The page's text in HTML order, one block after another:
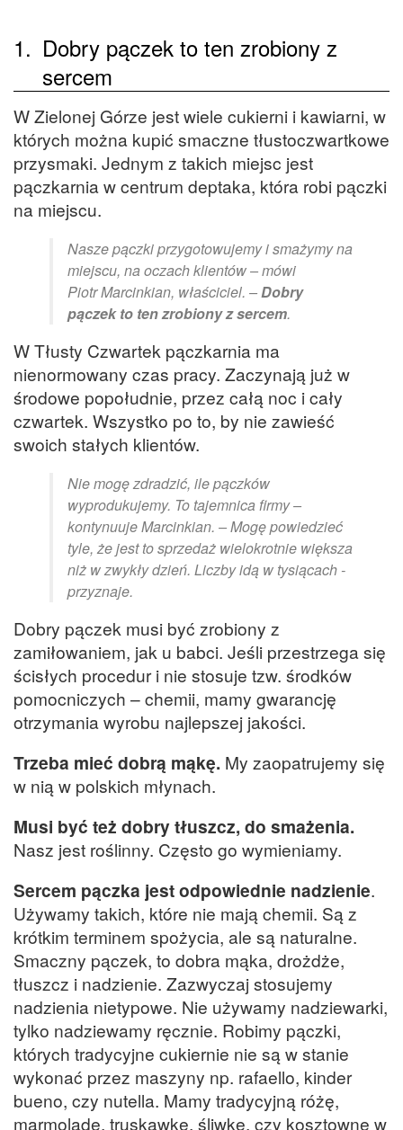
1. Dobry pączek to ten zrobiony z
sercem
W Zielonej Górze jest wiele cukierni i kawiarni, w
których można kupić smaczne tłustoczwartkowe
przysmaki. Jednym z takich miejsc jest
pączkarnia w centrum deptaka, która robi pączki
na miejscu.
Nasze pączki przygotowujemy i smażymy na
miejscu, na oczach klientów – mówi
Piotr Marcinkian, właściciel. –Dobry
pączek to ten zrobiony z sercem.
W Tłusty Czwartek pączkarnia ma
nienormowany czas pracy. Zaczynają już w
środowe popołudnie, przez całą noc i cały
czwartek. Wszystko po to, by nie zawieść
swoich stałych klientów.
Nie mogę zdradzić, ile pączków
wyprodukujemy. To tajemnica firmy –
kontynuuje Marcinkian. – Mogę powiedzieć
tyle, że jest to sprzedaż wielokrotnie większa
niż w zwykły dzień. Liczby idą w tysiącach -
przyznaje.
Dobry pączek musi być zrobiony z
zamiłowaniem, jak u babci. Jeśli przestrzega się
ścisłych procedur i nie stosuje tzw. środków
pomocniczych – chemii, mamy gwarancję
otrzymania wyrobu najlepszej jakości.
Trzeba mieć dobrą mąkę. My zaopatrujemy się
w nią w polskich młynach.
Musi być też dobry tłuszcz, do smażenia.
Nasz jest roślinny. Często go wymieniamy.
Sercem pączka jest odpowiednie nadzienie.
Używamy takich, które nie mają chemii. Są z
krótkim terminem spożycia, ale są naturalne.
Smaczny pączek, to dobra mąka, drożdże,
tłuszcz i nadzienie. Zazwyczaj stosujemy
nadzienia nietypowe. Nie używamy nadziewarki,
tylko nadziewamy ręcznie. Robimy pączki,
których tradycyjne cukiernie nie są w stanie
wykonać przez maszyny np. rafaello, kinder
bueno, czy nutella. Mamy tradycyjną różę,
marmoladę, truskawkę, śliwkę, czy kosztowne w